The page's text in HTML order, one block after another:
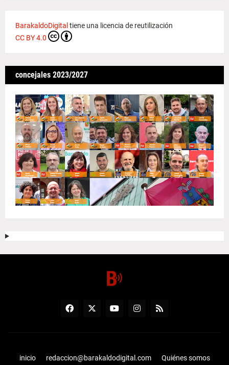
BarakaldoDigital tiene una licencia de reutilización
CC BY 4.0
concejales 2023/2027
inicio redaccion@barakaldodigital.com Quiénes somos